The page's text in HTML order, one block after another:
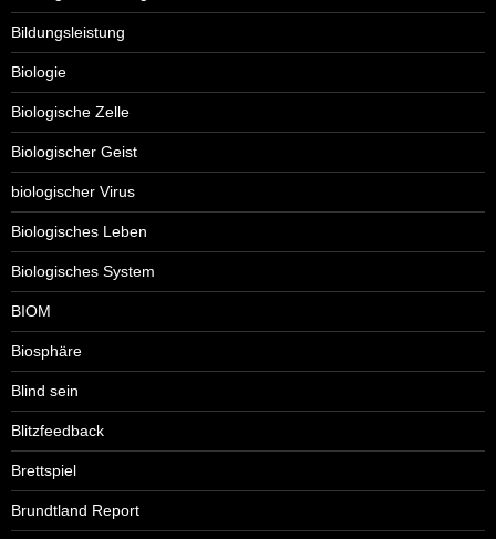
Bildungsleistung
Biologie
Biologische Zelle
Biologischer Geist
biologischer Virus
Biologisches Leben
Biologisches System
BIOM
Biosphäre
Blind sein
Blitzfeedback
Brettspiel
Brundtland Report